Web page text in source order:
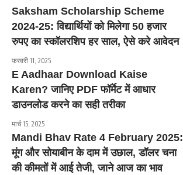
Saksham Scholarship Scheme
2024-25: विद्यार्थियों को मिलेगा 50 हजार
रुपए का स्कॉलरशिप हर साल, ऐसे करे आवेदन
फ़रवरी 11, 2025
E Aadhaar Download Kaise
Karen? जानिए PDF फॉर्मेट में आधार
डाउनलोड करने का सही तरीका
मार्च 15, 2025
Mandi Bhav Rate 4 February 2025:
मूंग और सोयाबीन के दाम में उछाल, डॉलर चना
की कीमतों में आई तेजी, जाने आज का भाव